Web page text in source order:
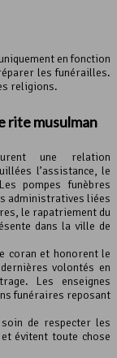
en fonction
les funérailles.
religions.
rite musulman
une relation
l’assistance, le
pompes funèbres
administratives liées
le rapatriement du
dans la ville de
coran et honorent le
volontés en
Les enseignes
funéraires reposant
de respecter les
évitent toute chose